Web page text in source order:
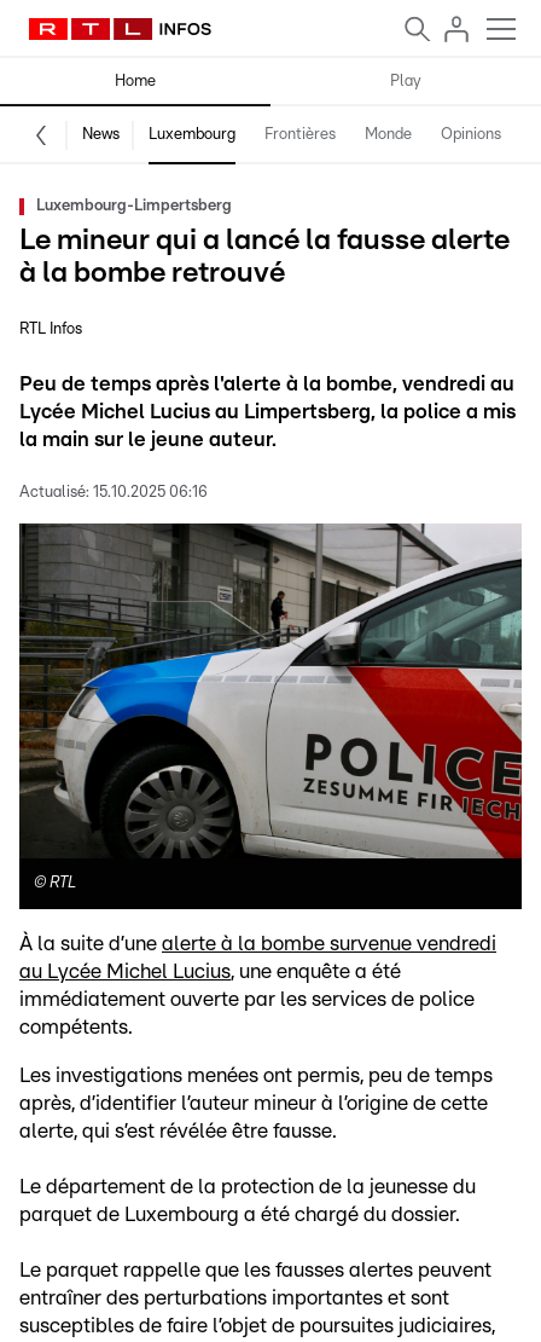
Home Play
News Luxembourg Frontières Monde Opinions
Luxembourg-Limpertsberg
Le mineur qui a lancé la fausse alerte
à la bombe retrouvé
RTL Infos
Peu de temps après l'alerte à la bombe, vendredi au
Lycée Michel Lucius au Limpertsberg, la police a mis
la main sur le jeune auteur.
Actualisé: 15.10.2025 06:16
© RTL
À la suite d’une alerte à la bombe survenue vendredi
au Lycée Michel Lucius, une enquête a été
immédiatement ouverte par les services de police
compétents.
Les investigations menées ont permis, peu de temps
après, d’identifier l’auteur mineur à l’origine de cette
alerte, qui s’est révélée être fausse.
Le département de la protection de la jeunesse du
parquet de Luxembourg a été chargé du dossier.
Le parquet rappelle que les fausses alertes peuvent
entraîner des perturbations importantes et sont
susceptibles de faire l’objet de poursuites judiciaires,